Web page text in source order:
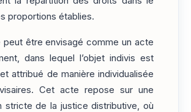
proportions établies.
peut être envisagé comme un acte
dans lequel l’objet indivis est
attribué de manière individualisée
Cet acte repose sur une
stricte de la justice distributive, où